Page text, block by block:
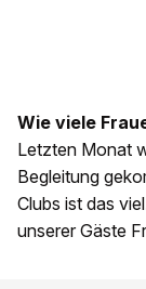
Wie viele
Letzten Monat
Begleitung
Clubs ist das
unserer Gäste